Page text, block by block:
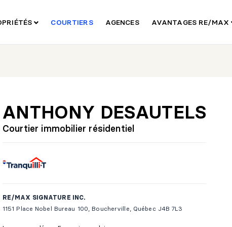
COURTIERS AGENCES AVANTAGES RE/MAX
ANTHONY DESAUTELS
Courtier immobilier résidentiel
RE/MAX SIGNATURE INC.
1151 Place Nobel Bureau 100, Boucherville, Québec J4B 7L3